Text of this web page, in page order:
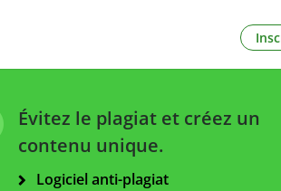
Évitez le plagiat et créez un
contenu unique.
Logiciel anti-plagiat